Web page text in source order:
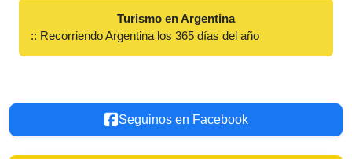
Turismo en Argentina
:: Recorriendo Argentina los 365 días del año
Seguinos en Facebook